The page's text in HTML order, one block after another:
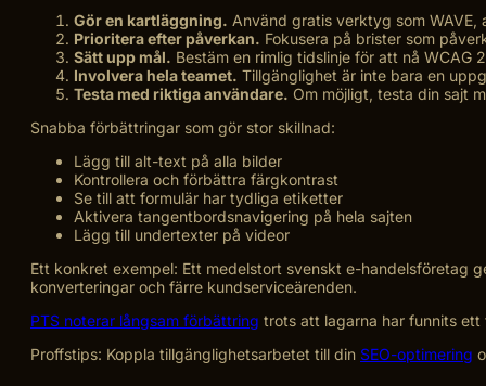
Gör en kartläggning. Använd gratis verktyg som
Prioritera efter påverkan. Fokusera på brister som
Sätt upp mål. Bestäm en rimlig tidslinje för att nå WCAG
Involvera hela teamet. Tillgänglighet är inte bara en
Testa med riktiga användare. Om möjligt, testa din sajt
Snabba förbättringar som gör stor skillnad:
Lägg till alt-text på alla bilder
Kontrollera och förbättra färgkontrast
Se till att formulär har tydliga etiketter
Aktivera tangentbordsnavigering på hela sajten
Lägg till undertexter på videor
Ett konkret exempel: Ett medelstort svenskt e-handelsföretag
konverteringar och färre kundserviceärenden.
PTS noterar långsam förbättring trots att lagarna har funnits
Proffs­tips: Koppla tillgänglighetsarbetet till din SEO-optimering